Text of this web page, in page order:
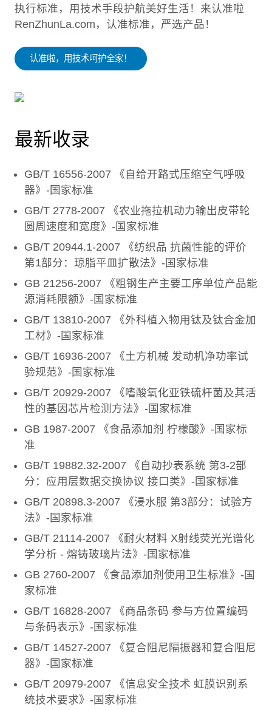
执行标准，用技术手段护航美好生活！来认准啦
RenZhunLa.com，认准标准，严选产品！
认准啦，用技术呵护全家！
最新收录
GB/T 16556-2007 《自给开路式压缩空气呼吸
器》-国家标准
GB/T 2778-2007 《农业拖拉机动力输出皮带轮
圆周速度和宽度》-国家标准
GB/T 20944.1-2007 《纺织品 抗菌性能的评价
第1部分：琼脂平皿扩散法》-国家标准
GB 21256-2007 《粗钢生产主要工序单位产品能
源消耗限额》-国家标准
GB/T 13810-2007 《外科植入物用钛及钛合金加
工材》-国家标准
GB/T 16936-2007 《土方机械 发动机净功率试
验规范》-国家标准
GB/T 20929-2007 《嗜酸氧化亚铁硫杆菌及其活
性的基因芯片检测方法》-国家标准
GB 1987-2007 《食品添加剂 柠檬酸》-国家标
准
GB/T 19882.32-2007 《自动抄表系统 第3-2部
分：应用层数据交换协议 接口类》-国家标准
GB/T 20898.3-2007 《浸水服 第3部分：试验方
法》-国家标准
GB/T 21114-2007 《耐火材料 X射线荧光光谱化
学分析 - 熔铸玻璃片法》-国家标准
GB 2760-2007 《食品添加剂使用卫生标准》-国
家标准
GB/T 16828-2007 《商品条码 参与方位置编码
与条码表示》-国家标准
GB/T 14527-2007 《复合阻尼隔振器和复合阻尼
器》-国家标准
GB/T 20979-2007 《信息安全技术 虹膜识别系
统技术要求》-国家标准